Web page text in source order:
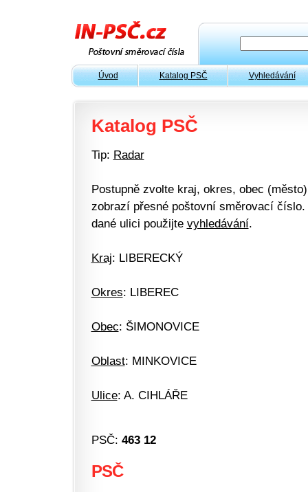
Úvod Katalog PSČ Vyhledávání
Katalog PSČ
Tip: Radar
Postupně zvolte kraj, okres, obec
zobrazí přesné poštovní směrovací
dané ulici použijte vyhledávání.
Kraj: LIBERECKÝ
Okres: LIBEREC
Obec: ŠIMONOVICE
Oblast: MINKOVICE
Ulice: A. CIHLÁŘE
PSČ: 463 12
PSČ